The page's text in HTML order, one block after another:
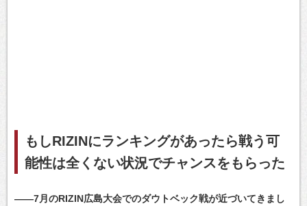
もしRIZINにランキングがあったら戦う可
能性は全くない状況でチャンスをもらった
――7月のRIZIN広島大会でのダウトベック戦が近づいてきまし